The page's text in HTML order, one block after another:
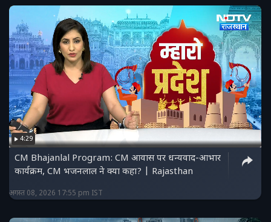
4:29
CM Bhajanlal Program: CM आवास पर धन्यवाद-आभार
कार्यक्रम, CM भजनलाल ने क्या कहा? | Rajasthan
अगस्त 08, 2026 17:55 pm IST